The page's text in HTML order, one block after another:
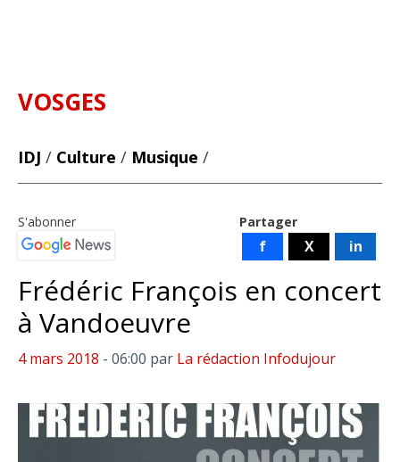
VOSGES
IDJ / Culture / Musique /
Partager
f X in
S'abonner
Frédéric François en concert
à Vandoeuvre
4 mars 2018 - 06:00 par La rédaction Infodujour